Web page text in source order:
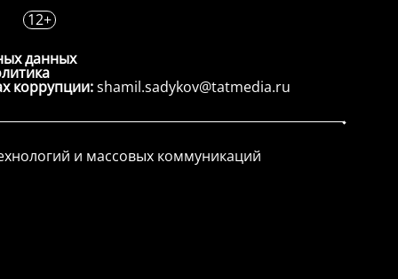
данных
коррупции:shamil.sadykov@tatmedia.ru
12+
и массовых коммуникаций